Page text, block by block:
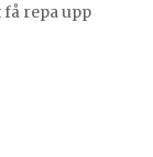
repa upp